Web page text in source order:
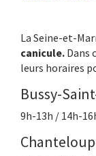
La Seine-et-
canicule. Dans
leurs horaires
Bussy-
9h-13h / 14h-